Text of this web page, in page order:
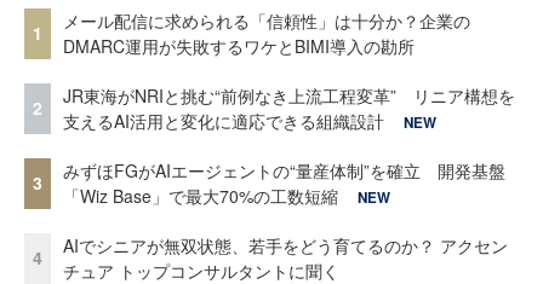
1
メール配信に求められる「信頼性」は十分か？企業の
DMARC運用が失敗するワケとBIMI導入の勘所
2
JR東海がNRIと挑む“前例なき上流工程変革” リニア構想を
支えるAI活用と変化に適応できる組織設計
NEW
3
みずほFGがAIエージェントの“量産体制”を確立 開発基盤
「Wiz Base」で最大70%の工数短縮
NEW
4
AIでシニアが無双状態、若手をどう育てるのか？ アクセン
チュア トップコンサルタントに聞く